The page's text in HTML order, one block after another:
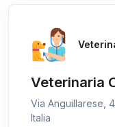
Veterinaria
Via Anguillarese,
Italia